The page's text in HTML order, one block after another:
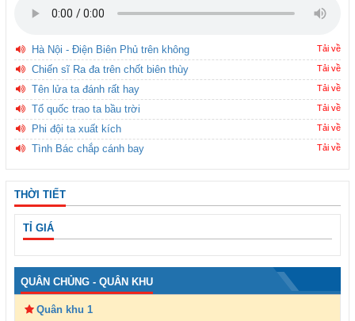
Hà Nội - Điện Biên Phủ trên không Tải về
Chiến sĩ Ra đa trên chốt biên thùy Tải về
Tên lửa ta đánh rất hay Tải về
Tổ quốc trao ta bầu trời Tải về
Phi đội ta xuất kích Tải về
Tình Bác chắp cánh bay Tải về
THỜI TIẾT
TỈ GIÁ
QUÂN CHỦNG - QUÂN KHU
Quân khu 1